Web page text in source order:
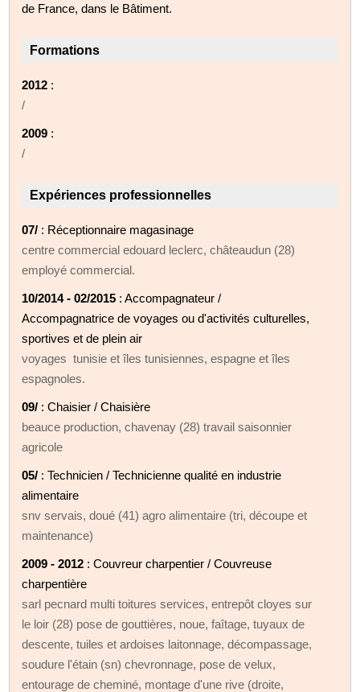
de France, dans le Bâtiment.
Formations
2012 :
/
2009 :
/
Expériences professionnelles
07/ : Réceptionnaire magasinage
centre commercial edouard leclerc, châteaudun (28)
employé commercial.
10/2014 - 02/2015 : Accompagnateur /
Accompagnatrice de voyages ou d'activités culturelles,
sportives et de plein air
voyages tunisie et îles tunisiennes, espagne et îles
espagnoles.
09/ : Chaisier / Chaisière
beauce production, chavenay (28) travail saisonnier
agricole
05/ : Technicien / Technicienne qualité en industrie
alimentaire
snv servais, doué (41) agro alimentaire (tri, découpe et
maintenance)
2009 - 2012 : Couvreur charpentier / Couvreuse
charpentière
sarl pecnard multi toitures services, entrepôt cloyes sur
le loir (28) pose de gouttières, noue, faîtage, tuyaux de
descente, tuiles et ardoises laitonnage, décompassage,
soudure l'étain (sn) chevronnage, pose de velux,
entourage de cheminé, montage d'une rive (droite,